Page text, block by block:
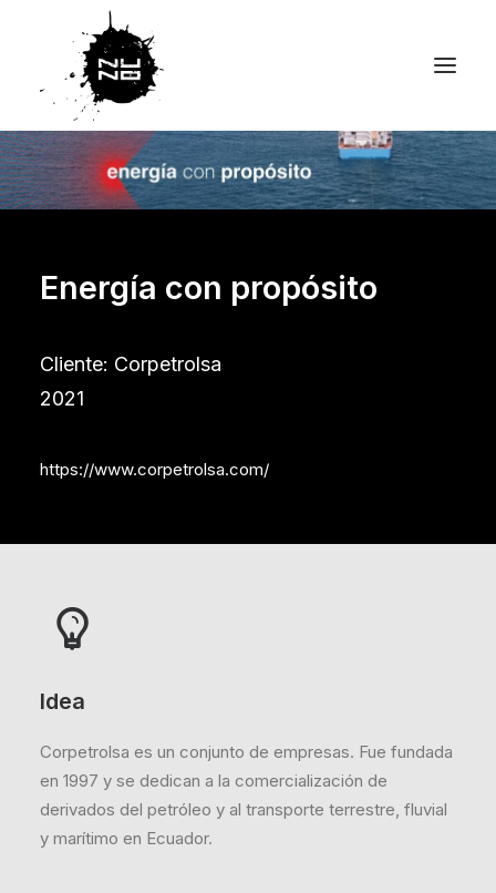
Energía con propósito
Cliente: Corpetrolsa
2021
https://www.corpetrolsa.com/
Idea
Corpetrolsa es un conjunto de empresas. Fue fundada
en 1997 y se dedican a la comercialización de
derivados del petróleo y al transporte terrestre, fluvial
y marítimo en Ecuador.